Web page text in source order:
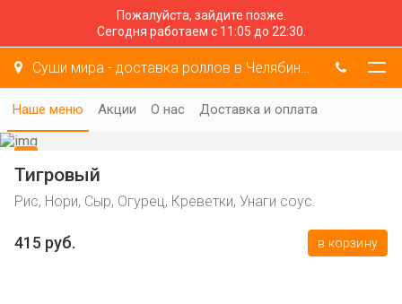
Пожалуйста, зайдите позже.
Сегодня работаем с 11:05 до 22:30.
Суши мира - доставка роллов в Челябинске
Наше меню Акции О нас Доставка и оплата
Тигровый
Рис, Нори, Сыр, Огурец, Креветки, Унаги соус.
415 руб. в корзину